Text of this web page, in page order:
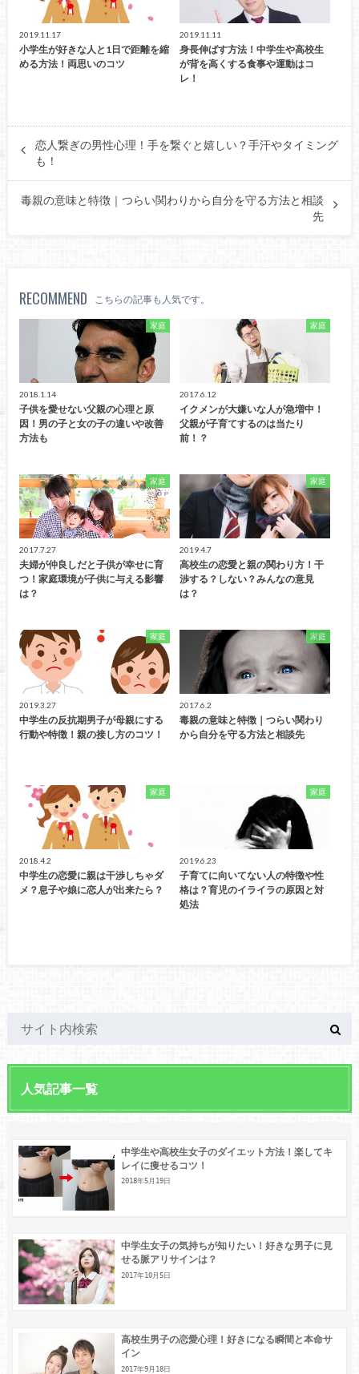
2019.11.17
小学生が好きな人と1日で距離を縮
める方法！両思いのコツ
2019.11.11
身長伸ばす方法！中学生や高校生
が背を高くする食事や運動はコ
レ！
恋人繋ぎの男性心理！手を繋ぐと嬉しい？手汗やタイミング
も！
毒親の意味と特徴｜つらい関わりから自分を守る方法と相談
先
RECOMMEND こちらの記事も人気です。
家庭
2018.1.14
子供を愛せない父親の心理と原
因！男の子と女の子の違いや改善
方法も
家庭
2017.6.12
イクメンが大嫌いな人が急増中！
父親が子育てするのは当たり
前！？
家庭
2017.7.27
夫婦が仲良しだと子供が幸せに育
つ！家庭環境が子供に与える影響
は？
家庭
2019.4.7
高校生の恋愛と親の関わり方！干
渉する？しない？みんなの意見
は？
家庭
2019.3.27
中学生の反抗期男子が母親にする
行動や特徴！親の接し方のコツ！
家庭
2017.6.2
毒親の意味と特徴｜つらい関わり
から自分を守る方法と相談先
家庭
2018.4.2
中学生の恋愛に親は干渉しちゃダ
メ？息子や娘に恋人が出来たら？
家庭
2019.6.23
子育てに向いてない人の特徴や性
格は？育児のイライラの原因と対
処法
人気記事一覧
中学生や高校生女子のダイエット方法！楽してキ
レイに痩せるコツ！
2018年5月19日
中学生女子の気持ちが知りたい！好きな男子に見
せる脈アリサインは？
2017年10月5日
高校生男子の恋愛心理！好きになる瞬間と本命サ
イン
2017年9月18日